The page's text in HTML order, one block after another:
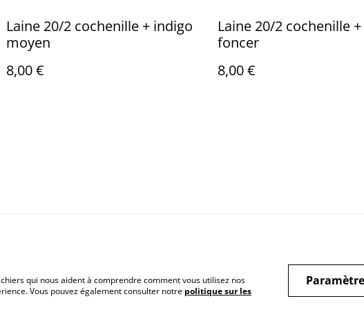
Laine 20/2 cochenille + indigo
moyen
8,00 €
Laine 20/2 cochenille
foncer
8,00 €
qui nous aident à comprendre comment vous utilisez nos
Vous pouvez également consulter notre politique sur les